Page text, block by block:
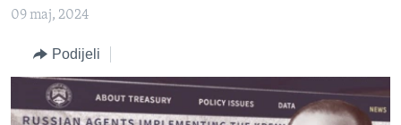
SVIJET
KORUPCIJA
SLOBODA MEDIJA
ŽENSKA STRANA
IZBJEGLIČKA STRANA
09 maj, 2024
Podijeli